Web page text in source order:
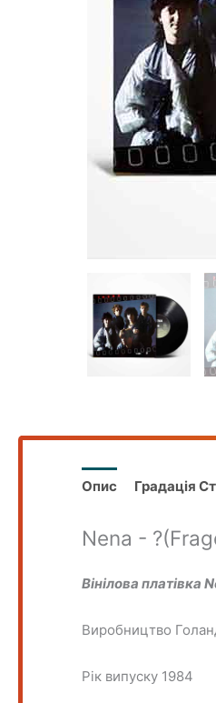
Опис Градація
Nena -
Вінілова платівка
Виробництво
Рік випуску 1984